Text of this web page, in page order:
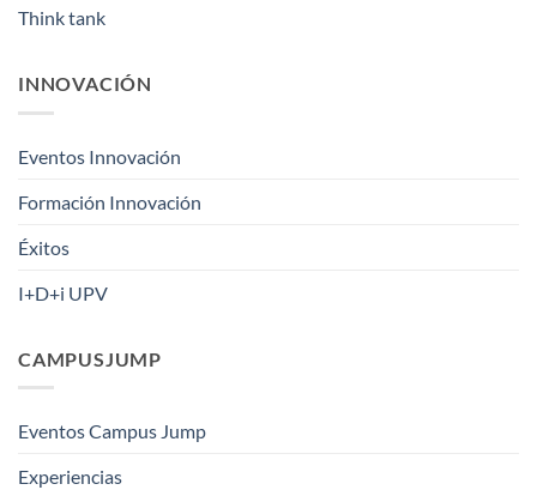
Think tank
INNOVACIÓN
Eventos Innovación
Formación Innovación
Éxitos
I+D+i UPV
CAMPUSJUMP
Eventos Campus Jump
Experiencias